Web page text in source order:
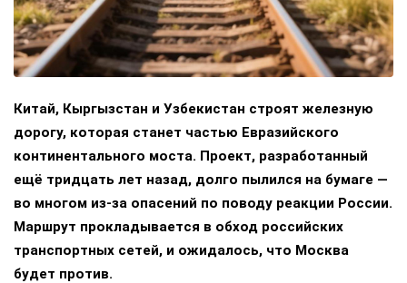
Китай, Кыргызстан и Узбекистан строят железную
дорогу, которая станет частью Евразийского
континентального моста. Проект, разработанный
ещё тридцать лет назад, долго пылился на бумаге —
во многом из-за опасений по поводу реакции России.
Маршрут прокладывается в обход российских
транспортных сетей, и ожидалось, что Москва
будет против.